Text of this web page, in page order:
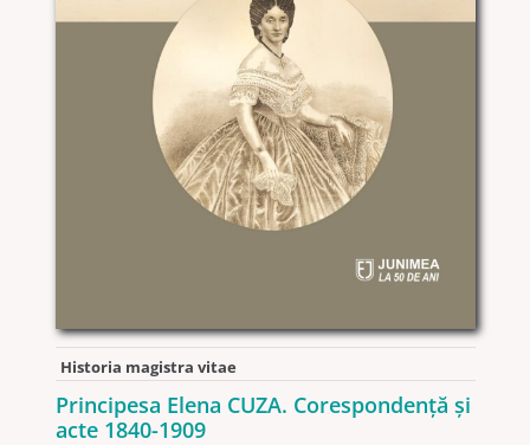
Historia magistra vitae
Principesa Elena CUZA. Corespondență și
acte 1840-1909